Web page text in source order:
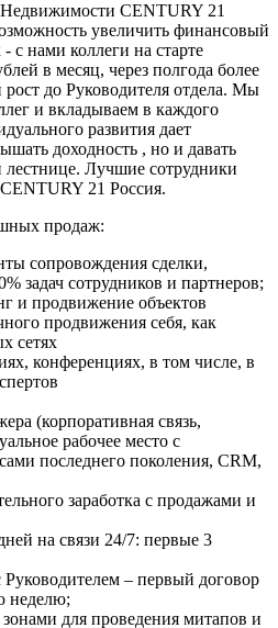
CENTURY 21
увеличить финансовый
с нами коллеги на старте
в месяц, через полгода более
до Руководителя отдела. Мы
и вкладываем в каждого
развития дает
доходность , но и давать
Лучшие сотрудники
21 Россия.
продаж:
сопровождения сделки,
задач сотрудников и партнеров;
и продвижение объектов
продвижения себя, как
сетях
конференциях, в том числе, в
(корпоративная связь,
рабочее место с
последнего поколения, CRM,
заработка с продажами и
на связи 24/7: первые 3
– первый договор
неделю;
для проведения митапов и